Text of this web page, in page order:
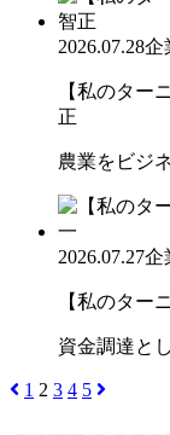
2026.07.28企
【私のタ
正
農業をビジ
2026.07.27企
【私のタ
資金調達と
1 2 3 4 5